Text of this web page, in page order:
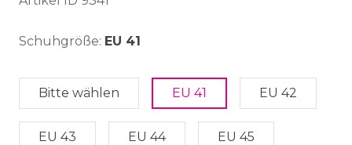
Schuhgröße: EU 41
Bitte wählen EU 41 EU 42
EU 43 EU 44 EU 45